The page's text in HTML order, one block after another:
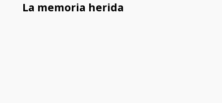
La memoria herida